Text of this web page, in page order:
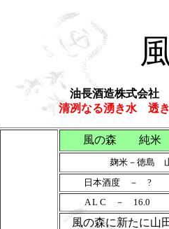
油長酒造株式会
清冽なる湧き水 透
風の森 純
麹米－徳島
日本酒度 － ?
A L C － 16.0
風の森に新たに山